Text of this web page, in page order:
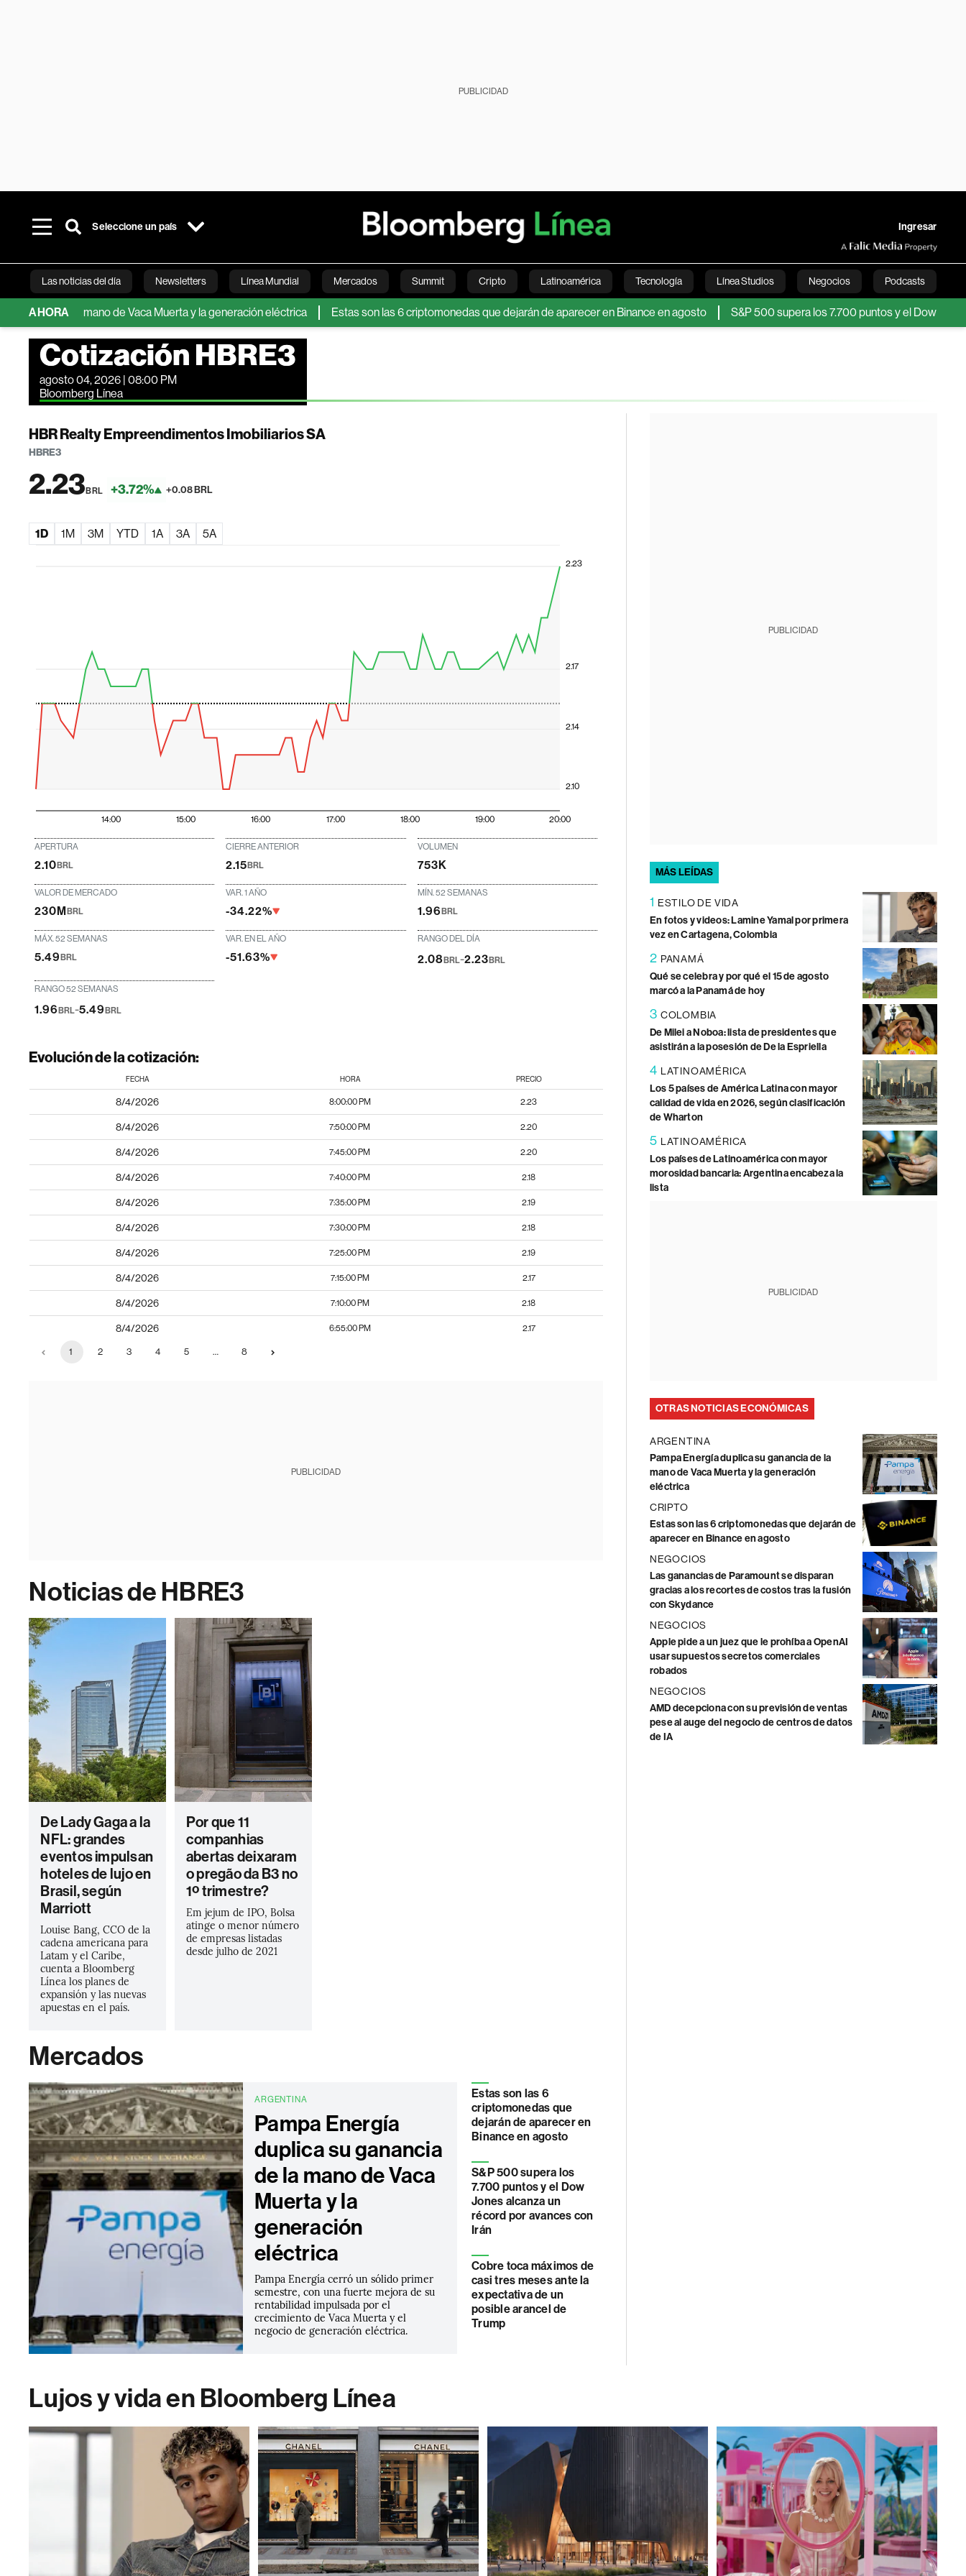
PUBLICIDAD
Seleccione un país Ingresar
Las noticias del día Newsletters Línea Mundial Mercados Summit Cripto Latinoamérica Tecnología Línea Studios Negocios Podcasts
Bloomberg Green Economía Estilo de vida Mundo Videos English
AHORA
de la mano de Vaca Muerta y la generación eléctrica Estas son las 6 criptomonedas que dejarán de aparecer en Binance en agosto S&P 500 supera los 7.700 puntos y el Dow Jones
Cotización HBRE3
agosto 04, 2026 | 08:00 PM
Bloomberg Línea
HBR Realty Empreendimentos Imobiliarios SA
HBRE3
2.23BRL +3.72% +0.08 BRL
1D 1M 3M YTD 1A 3A 5A
14:00 15:00 16:00 17:00 18:00 19:00 20:00
2.10
2.14
2.17
2.23
APERTURA
2.10BRL
CIERRE ANTERIOR
2.15BRL
VOLUMEN
753K
VALOR DE MERCADO
230MBRL
VAR. 1 AÑO
-34.22%
MÍN. 52 SEMANAS
1.96BRL
MÁX. 52 SEMANAS
5.49BRL
VAR. EN EL AÑO
-51.63%
RANGO DEL DÍA
2.08 BRL-2.23 BRL
RANGO 52 SEMANAS
1.96BRL-5.49BRL
Evolución de la cotización:
FECHA HORA PRECIO
8/4/2026 8:00:00 PM 2.23
8/4/2026 7:50:00 PM 2.20
8/4/2026 7:45:00 PM 2.20
8/4/2026 7:40:00 PM 2.18
8/4/2026 7:35:00 PM 2.19
8/4/2026 7:30:00 PM 2.18
8/4/2026 7:25:00 PM 2.19
8/4/2026 7:15:00 PM 2.17
8/4/2026 7:10:00 PM 2.18
8/4/2026 6:55:00 PM 2.17
1 2 3 4 5 … 8
PUBLICIDAD
Noticias de HBRE3
De Lady Gaga a la
NFL: grandes
eventos impulsan
hoteles de lujo en
Brasil, según
Marriott
Louise Bang, CCO de la
cadena americana para
Latam y el Caribe,
cuenta a Bloomberg
Línea los planes de
expansión y las nuevas
apuestas en el país.
Por que 11
companhias
abertas deixaram
o pregão da B3 no
1º trimestre?
Em jejum de IPO, Bolsa
atinge o menor número
de empresas listadas
desde julho de 2021
Mercados
ARGENTINA
Pampa Energía
duplica su ganancia
de la mano de Vaca
Muerta y la
generación
eléctrica
Pampa Energía cerró un sólido primer
semestre, con una fuerte mejora de su
rentabilidad impulsada por el
crecimiento de Vaca Muerta y el
negocio de generación eléctrica.
Estas son las 6
criptomonedas que
dejarán de aparecer en
Binance en agosto
S&P 500 supera los
7.700 puntos y el Dow
Jones alcanza un
récord por avances con
Irán
Cobre toca máximos de
casi tres meses ante la
expectativa de un
posible arancel de
Trump
PUBLICIDAD
MÁS LEÍDAS
1 ESTILO DE VIDA
En fotos y videos: Lamine Yamal por primera
vez en Cartagena, Colombia
2 PANAMÁ
Qué se celebra y por qué el 15 de agosto
marcó a la Panamá de hoy
3 COLOMBIA
De Milei a Noboa: lista de presidentes que
asistirán a la posesión de De la Espriella
4 LATINOAMÉRICA
Los 5 países de América Latina con mayor
calidad de vida en 2026, según clasificación
de Wharton
5 LATINOAMÉRICA
Los países de Latinoamérica con mayor
morosidad bancaria: Argentina encabeza la
lista
PUBLICIDAD
OTRAS NOTICIAS ECONÓMICAS
ARGENTINA
Pampa Energía duplica su ganancia de la
mano de Vaca Muerta y la generación
eléctrica
CRIPTO
Estas son las 6 criptomonedas que dejarán de
aparecer en Binance en agosto
NEGOCIOS
Las ganancias de Paramount se disparan
gracias a los recortes de costos tras la fusión
con Skydance
NEGOCIOS
Apple pide a un juez que le prohíba a OpenAI
usar supuestos secretos comerciales
robados
NEGOCIOS
AMD decepciona con su previsión de ventas
pese al auge del negocio de centros de datos
de IA
Lujos y vida en Bloomberg Línea